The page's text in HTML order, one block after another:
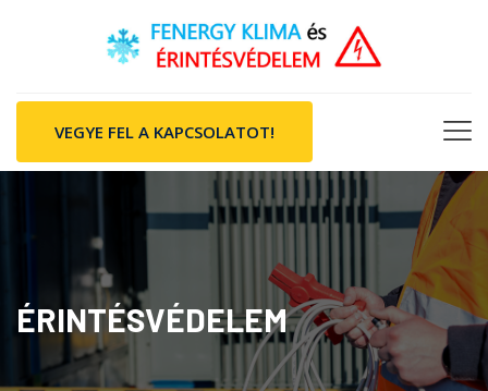
VEGYE FEL A KAPCSOLATOT!
ÉRINTÉSVÉDELEM